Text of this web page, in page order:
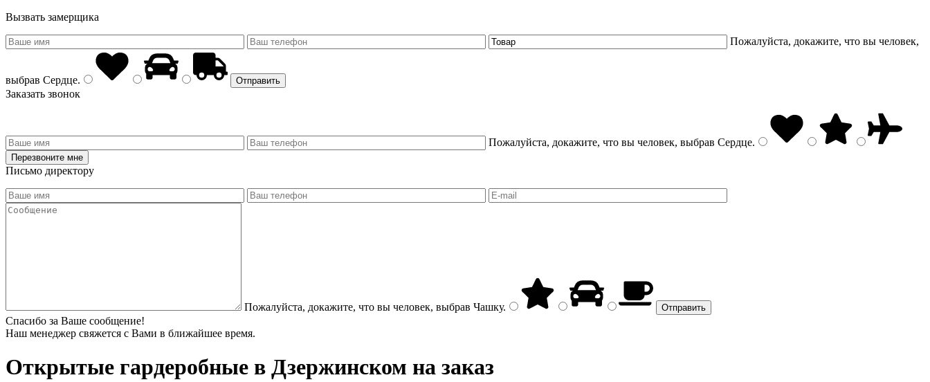
Вызвать замерщика
Пожалуйста, докажите, что вы человек,
выбрав Сердце.
Заказать звонок
Пожалуйста, докажите, что вы человек, выбрав Сердце.
Письмо директору
Пожалуйста, докажите, что вы человек, выбрав Чашку.
Спасибо за Ваше сообщение!
Наш менеджер свяжется с Вами в ближайшее время.
Открытые гардеробные в Дзержинском на заказ